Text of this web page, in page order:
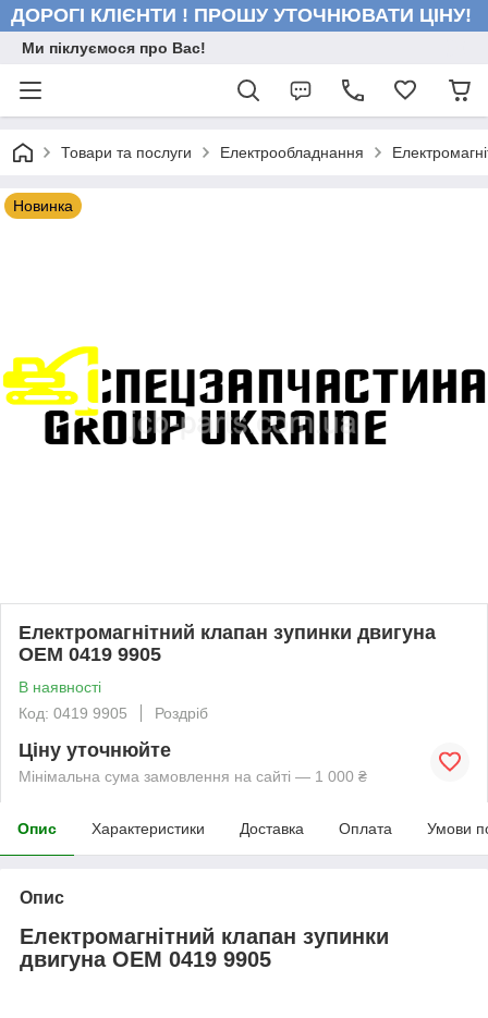
ДОРОГІ КЛІЄНТИ ! ПРОШУ УТОЧНЮВАТИ ЦІНУ!
Ми піклуємося про Вас!
Товари та послуги Електрообладнання
Новинка
Електромагнітний клапан зупинки двигуна
OEM 0419 9905
В наявності
Код: 0419 9905
Роздріб
Ціну уточнюйте
Мінімальна сума замовлення на сайті — 1 000 ₴
Опис Характеристики Доставка Оплата Умови
Опис
Електромагнітний клапан зупинки
двигуна OEM 0419 9905